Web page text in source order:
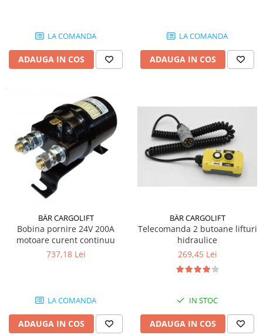
LA COMANDA
ADAUGA IN COS
LA COMANDA
ADAUGA IN COS
BÄR CARGOLIFT
Bobina pornire 24V 200A
motoare curent continuu
737,18 Lei
LA COMANDA
ADAUGA IN COS
BÄR CARGOLIFT
Telecomanda 2 butoane lifturi
hidraulice
269,45 Lei
IN STOC
ADAUGA IN COS